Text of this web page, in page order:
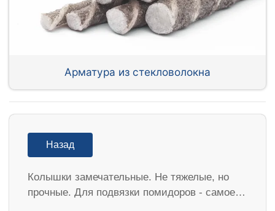
Арматура из стекловолокна
Назад
Колышки замечательные. Не тяжелые, но
прочные. Для подвязки помидоров - самое…